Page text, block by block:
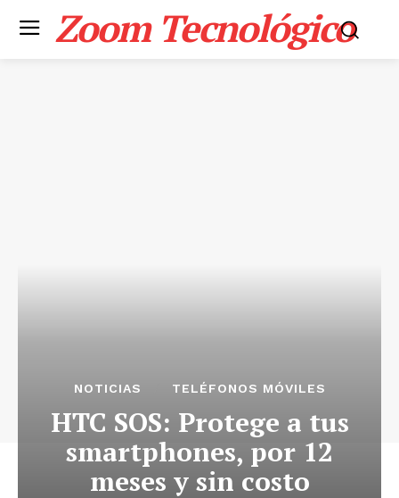
Zoom Tecnológico
NOTICIAS TELÉFONOS MÓVILES
HTC SOS: Protege a tus
smartphones, por 12
meses y sin costo